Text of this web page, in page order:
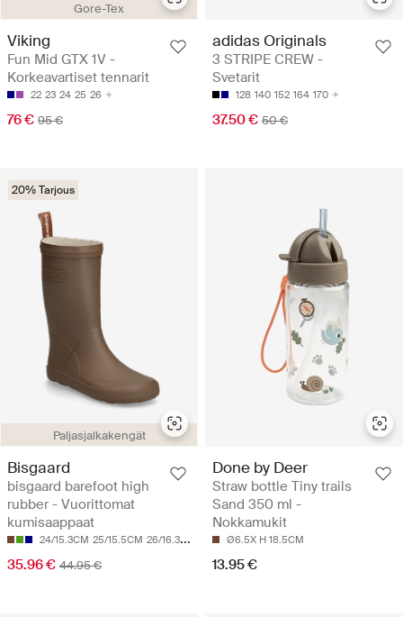
Gore-Tex
Viking
Fun Mid GTX 1V -
Korkeavartiset tennarit
22 23 24 25 26
76 € 95 €
adidas Originals
3 STRIPE CREW -
Svetarit
128 140 152 164 170
37.50 € 50 €
Paljasjalkakengät
20% Tarjous
Bisgaard
bisgaard barefoot high
rubber - Vuorittomat
kumisaappaat
24/15.3CM 25/15.5CM 26/16.3CM 27/17.2CM 28/17.9CM
35.96 € 44.95 €
Done by Deer
Straw bottle Tiny trails
Sand 350 ml -
Nokkamukit
Ø6.5X H 18.5CM
13.95 €